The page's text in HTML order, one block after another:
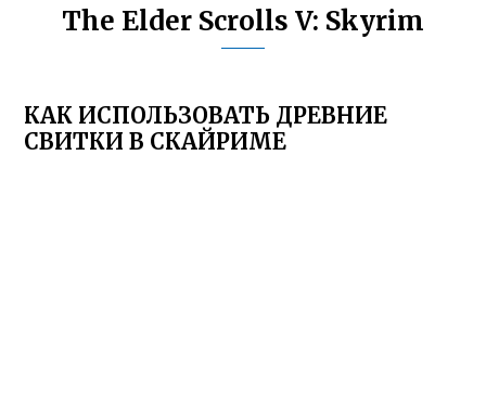
The Elder Scrolls V: Skyrim
КАК ИСПОЛЬЗОВАТЬ ДРЕВНИЕ
СВИТКИ В СКАЙРИМЕ